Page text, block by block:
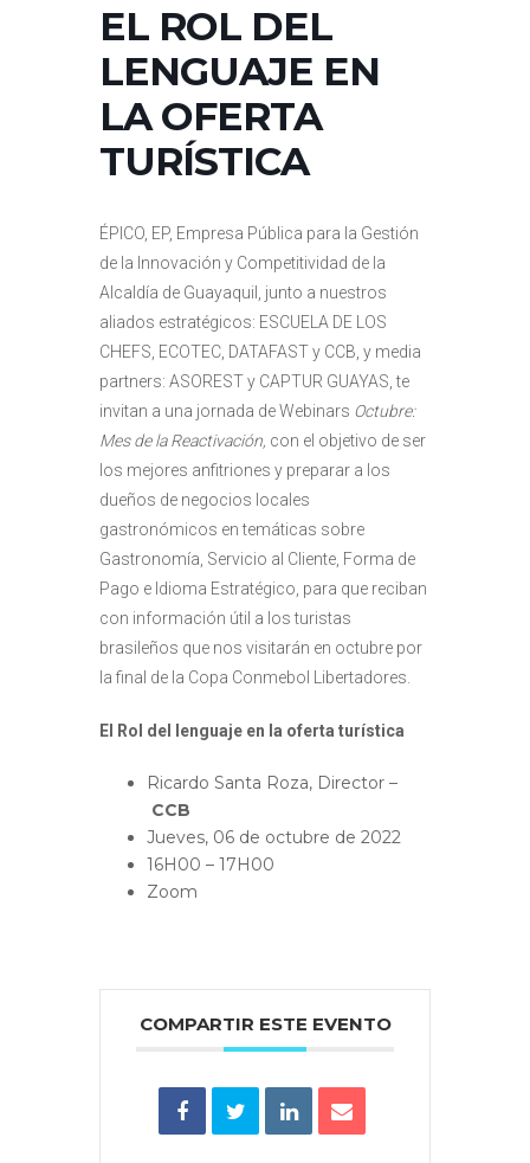
EL ROL DEL
LENGUAJE EN
LA OFERTA
TURÍSTICA
ÉPICO, EP, Empresa Pública para la Gestión
de la Innovación y Competitividad de la
Alcaldía de Guayaquil, junto a nuestros
aliados estratégicos: ESCUELA DE LOS
CHEFS, ECOTEC, DATAFAST y CCB, y media
partners: ASOREST y CAPTUR GUAYAS, te
invitan a una jornada de Webinars Octubre:
Mes de la Reactivación, con el objetivo de ser
los mejores anfitriones y preparar a los
dueños de negocios locales
gastronómicos en temáticas sobre
Gastronomía, Servicio al Cliente, Forma de
Pago e Idioma Estratégico, para que reciban
con información útil a los turistas
brasileños que nos visitarán en octubre por
la final de la Copa Conmebol Libertadores.
El Rol del lenguaje en la oferta turística
Ricardo Santa Roza, Director –
CCB
Jueves, 06 de octubre de 2022
16H00 – 17H00
Zoom
COMPARTIR ESTE EVENTO